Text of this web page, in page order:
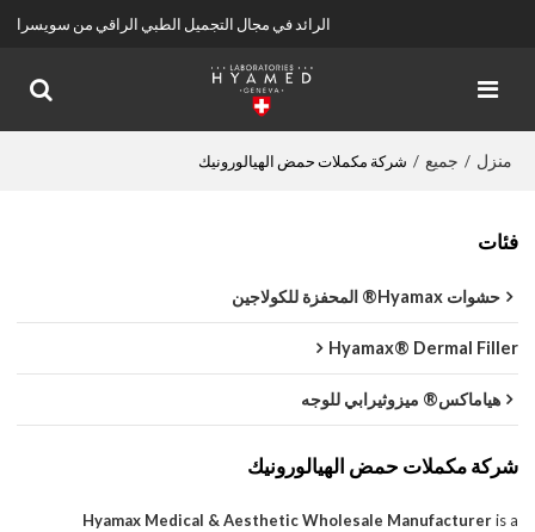
الرائد في مجال التجميل الطبي الراقي من سويسرا
منزل / جميع / شركة مكملات حمض الهيالورونيك
فئات
حشوات Hyamax® المحفزة للكولاجين
Hyamax® Dermal Filler
هياماكس® ميزوثيرابي للوجه
شركة مكملات حمض الهيالورونيك
Hyamax Medical & Aesthetic Wholesale Manufactureris a